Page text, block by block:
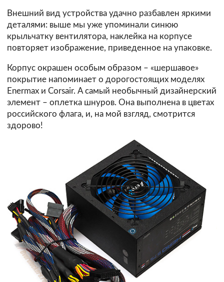
Внешний вид устройства удачно разбавлен яркими
деталями: выше мы уже упоминали синюю
крыльчатку вентилятора, наклейка на корпусе
повторяет изображение, приведенное на упаковке.
Корпус окрашен особым образом – «шершавое»
покрытие напоминает о дорогостоящих моделях
Enermax и Corsair. А самый необычный дизайнерский
элемент – оплетка шнуров. Она выполнена в цветах
российского флага, и, на мой взгляд, смотрится
здорово!